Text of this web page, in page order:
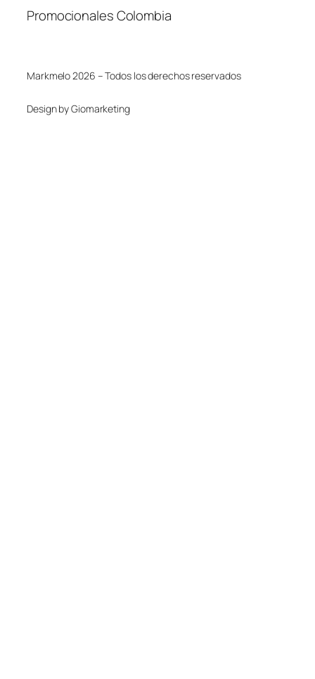
Promocionales Colombia
Markmelo 2026 – Todos los derechos reservados
Design by Giomarketing